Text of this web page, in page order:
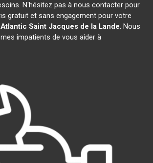
N'hésitez pas à nous contacter pour
gratuit et sans engagement pour votre
Saint Jacques de la Lande. Nous
impatients de vous aider à